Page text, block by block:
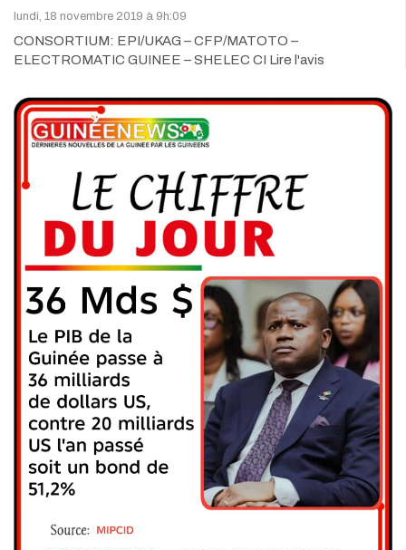
lundi, 18 novembre 2019 à 9h:09
CONSORTIUM: EPI/UKAG – CFP/MATOTO –
ELECTROMATIC GUINEE – SHELEC CI Lire l'avis